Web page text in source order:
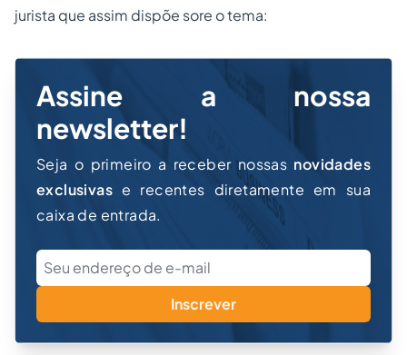
jurista que assim dispõe sore o tema:
Assine a nossa
newsletter!
Seja o primeiro a receber nossas novidades
exclusivas e recentes diretamente em sua
caixa de entrada.
Inscrever